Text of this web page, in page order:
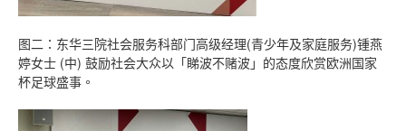
图二：东华三院社会服务科部门高级经理(青少年及家庭服务)锺燕
婷女士 (中) 鼓励社会大众以「睇波不赌波」的态度欣赏欧洲国家
杯足球盛事。